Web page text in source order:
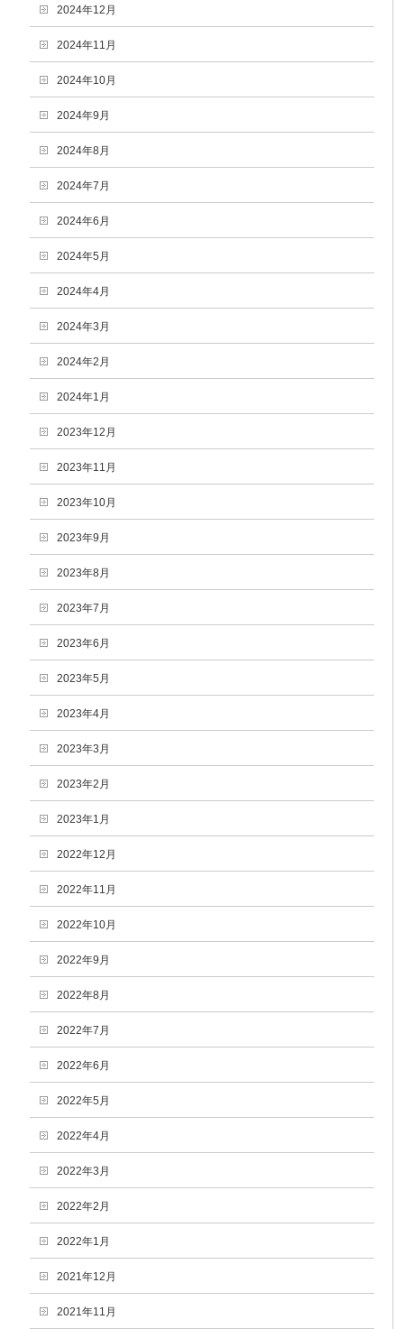
2024年12月
2024年11月
2024年10月
2024年9月
2024年8月
2024年7月
2024年6月
2024年5月
2024年4月
2024年3月
2024年2月
2024年1月
2023年12月
2023年11月
2023年10月
2023年9月
2023年8月
2023年7月
2023年6月
2023年5月
2023年4月
2023年3月
2023年2月
2023年1月
2022年12月
2022年11月
2022年10月
2022年9月
2022年8月
2022年7月
2022年6月
2022年5月
2022年4月
2022年3月
2022年2月
2022年1月
2021年12月
2021年11月